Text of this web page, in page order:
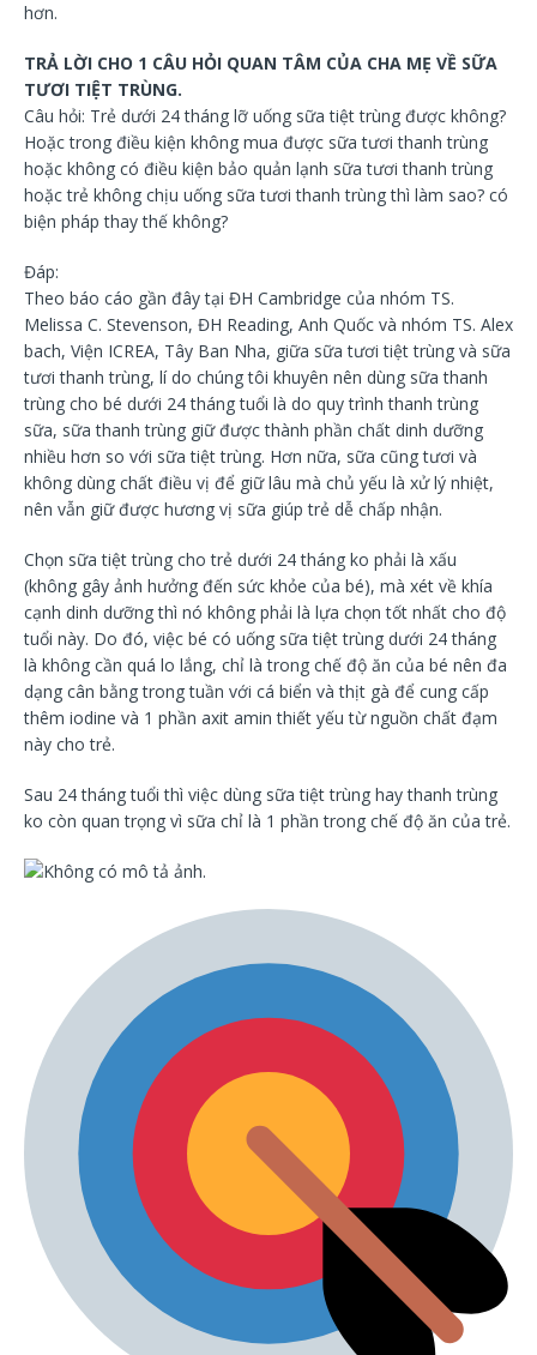
hơn.
TRẢ LỜI CHO 1 CÂU HỎI QUAN TÂM CỦA CHA MẸ VỀ SỮA
TƯƠI TIỆT TRÙNG.
Câu hỏi: Trẻ dưới 24 tháng lỡ uống sữa tiệt trùng được không?
Hoặc trong điều kiện không mua được sữa tươi thanh trùng
hoặc không có điều kiện bảo quản lạnh sữa tươi thanh trùng
hoặc trẻ không chịu uống sữa tươi thanh trùng thì làm sao? có
biện pháp thay thế không?
Đáp:
Theo báo cáo gần đây tại ĐH Cambridge của nhóm TS.
Melissa C. Stevenson, ĐH Reading, Anh Quốc và nhóm TS. Alex
bach, Viện ICREA, Tây Ban Nha, giữa sữa tươi tiệt trùng và sữa
tươi thanh trùng, lí do chúng tôi khuyên nên dùng sữa thanh
trùng cho bé dưới 24 tháng tuổi là do quy trình thanh trùng
sữa, sữa thanh trùng giữ được thành phần chất dinh dưỡng
nhiều hơn so với sữa tiệt trùng. Hơn nữa, sữa cũng tươi và
không dùng chất điều vị để giữ lâu mà chủ yếu là xử lý nhiệt,
nên vẫn giữ được hương vị sữa giúp trẻ dễ chấp nhận.
Chọn sữa tiệt trùng cho trẻ dưới 24 tháng ko phải là xấu
(không gây ảnh hưởng đến sức khỏe của bé), mà xét về khía
cạnh dinh dưỡng thì nó không phải là lựa chọn tốt nhất cho độ
tuổi này. Do đó, việc bé có uống sữa tiệt trùng dưới 24 tháng
là không cần quá lo lắng, chỉ là trong chế độ ăn của bé nên đa
dạng cân bằng trong tuần với cá biển và thịt gà để cung cấp
thêm iodine và 1 phần axit amin thiết yếu từ nguồn chất đạm
này cho trẻ.
Sau 24 tháng tuổi thì việc dùng sữa tiệt trùng hay thanh trùng
ko còn quan trọng vì sữa chỉ là 1 phần trong chế độ ăn của trẻ.